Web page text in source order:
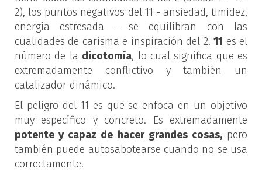
2), los puntos negativos del 11 - ansiedad, timidez,
energía estresada - se equilibran con las
cualidades de carisma e inspiración del 2.11 es el
número de la dicotomía, lo cual significa que es
extremadamente conflictivo y también un
catalizador dinámico.
El peligro del 11 es que se enfoca en un objetivo
muy específico y concreto. Es extremadamente
potente y capaz de hacer grandes cosas,pero
también puede autosabotearse cuando no se usa
correctamente.